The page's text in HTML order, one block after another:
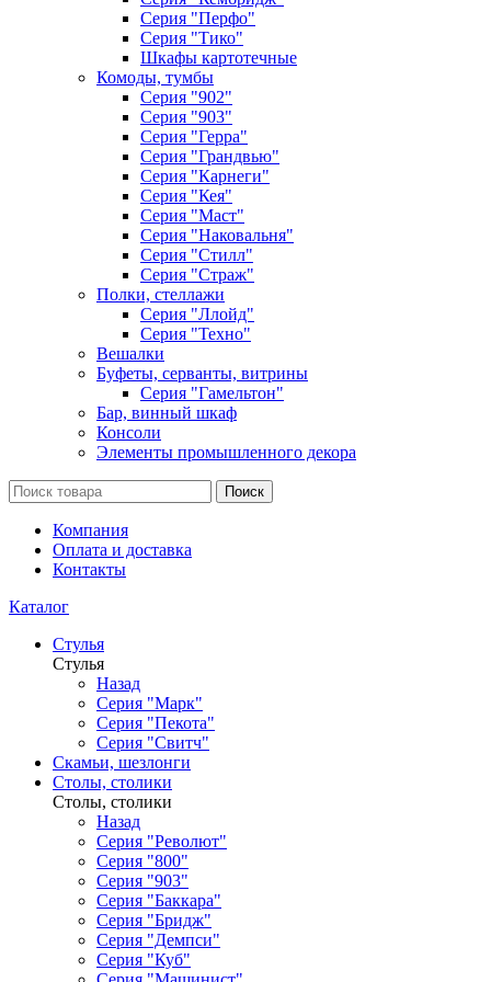
Серия "Перфо"
Серия "Тико"
Шкафы картотечные
Комоды, тумбы
Серия "902"
Серия "903"
Серия "Герра"
Серия "Грандвью"
Серия "Карнеги"
Серия "Кея"
Серия "Маст"
Серия "Наковальня"
Серия "Стилл"
Серия "Страж"
Полки, стеллажи
Серия "Ллойд"
Серия "Техно"
Вешалки
Буфеты, серванты, витрины
Серия "Гамельтон"
Бар, винный шкаф
Консоли
Элементы промышленного декора
Поиск
Компания
Оплата и доставка
Контакты
Каталог
Стулья
Стулья
Назад
Серия "Марк"
Серия "Пекота"
Серия "Свитч"
Скамьи, шезлонги
Столы, столики
Столы, столики
Назад
Серия "Револют"
Серия "800"
Серия "903"
Серия "Баккара"
Серия "Бридж"
Серия "Демпси"
Серия "Куб"